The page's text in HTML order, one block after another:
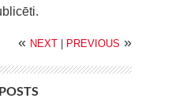
« NEXT | PREVIOUS »